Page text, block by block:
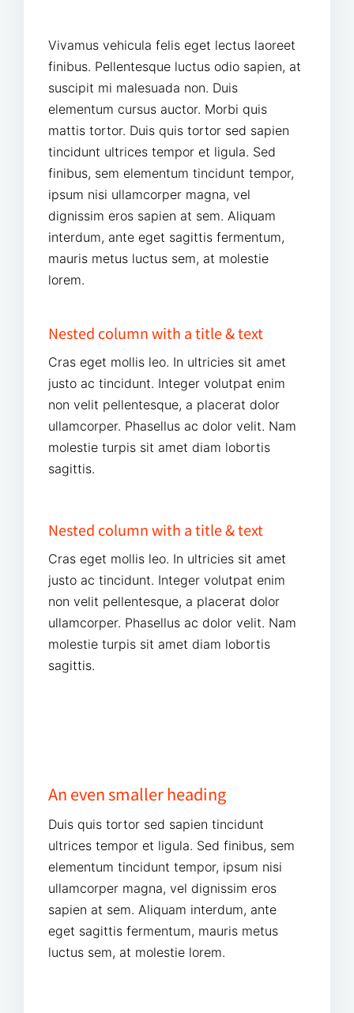
Vivamus vehicula felis eget lectus laoreet
finibus. Pellentesque luctus odio sapien, at
suscipit mi malesuada non. Duis
elementum cursus auctor. Morbi quis
mattis tortor. Duis quis tortor sed sapien
tincidunt ultrices tempor et ligula. Sed
finibus, sem elementum tincidunt tempor,
ipsum nisi ullamcorper magna, vel
dignissim eros sapien at sem. Aliquam
interdum, ante eget sagittis fermentum,
mauris metus luctus sem, at molestie
lorem.
Nested column with a title & text
Cras eget mollis leo. In ultricies sit amet
justo ac tincidunt. Integer volutpat enim
non velit pellentesque, a placerat dolor
ullamcorper. Phasellus ac dolor velit. Nam
molestie turpis sit amet diam lobortis
sagittis.
Nested column with a title & text
Cras eget mollis leo. In ultricies sit amet
justo ac tincidunt. Integer volutpat enim
non velit pellentesque, a placerat dolor
ullamcorper. Phasellus ac dolor velit. Nam
molestie turpis sit amet diam lobortis
sagittis.
An even smaller heading
Duis quis tortor sed sapien tincidunt
ultrices tempor et ligula. Sed finibus, sem
elementum tincidunt tempor, ipsum nisi
ullamcorper magna, vel dignissim eros
sapien at sem. Aliquam interdum, ante
eget sagittis fermentum, mauris metus
luctus sem, at molestie lorem.